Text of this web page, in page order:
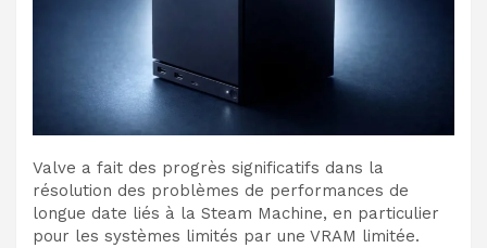
Valve a fait des progrès significatifs dans la
résolution des problèmes de performances de
longue date liés à la Steam Machine, en particulier
pour les systèmes limités par une VRAM limitée.